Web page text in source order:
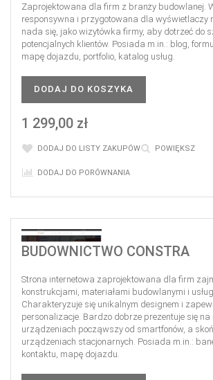
Zaprojektowana dla firm z branży budowlanej.
responsywna i przygotowana dla wyświetlaczy
nada się, jako wizytówka firmy, aby dotrzeć do
potencjalnych klientów. Posiada m.in.: blog,
mapę dojazdu, portfolio, katalog usług.
DODAJ DO KOSZYKA
1 299,00 zł
DODAJ DO LISTY ZAKUPÓW POWIĘKSZ
DODAJ DO PORÓWNANIA
BUDOWNICTWO CONSTRA
Strona internetowa zaprojektowana dla firm
konstrukcjami, materiałami budowlanymi i
Charakteryzuje się unikalnym designem i
personalizacje. Bardzo dobrze prezentuje się na
urządzeniach począwszy od smartfonów, a
urządzeniach stacjonarnych. Posiada m.in.:
kontaktu, mapę dojazdu.